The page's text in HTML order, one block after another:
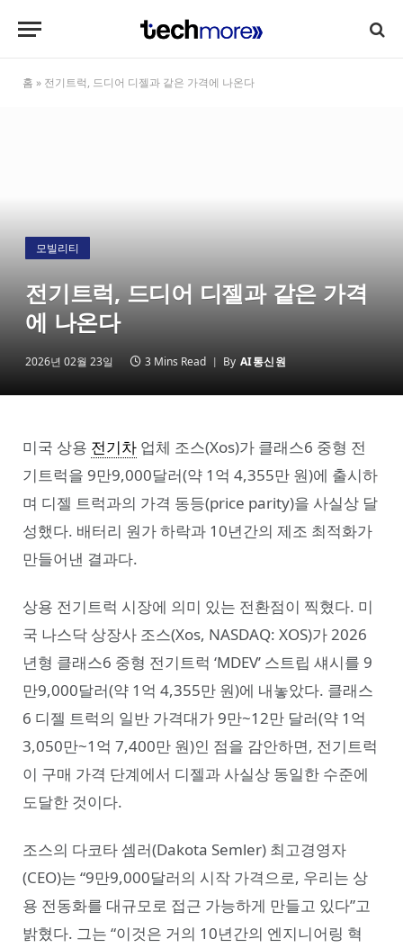
홈 » 전기트럭, 드디어 디젤과 같은 가격에 나온다
모빌리티
전기트럭, 드디어 디젤과 같은 가격
에 나온다
2026년 02월 23일 3 Mins Read By AI통신원
미국 상용 전기차 업체 조스(Xos)가 클래스6 중형 전
기트럭을 9만9,000달러(약 1억 4,355만 원)에 출시하
며 디젤 트럭과의 가격 동등(price parity)을 사실상 달
성했다. 배터리 원가 하락과 10년간의 제조 최적화가
만들어낸 결과다.
상용 전기트럭 시장에 의미 있는 전환점이 찍혔다. 미
국 나스닥 상장사 조스(Xos, NASDAQ: XOS)가 2026
년형 클래스6 중형 전기트럭 ‘MDEV’ 스트립 섀시를 9
만9,000달러(약 1억 4,355만 원)에 내놓았다. 클래스
6 디젤 트럭의 일반 가격대가 9만~12만 달러(약 1억
3,050만~1억 7,400만 원)인 점을 감안하면, 전기트럭
이 구매 가격 단계에서 디젤과 사실상 동일한 수준에
도달한 것이다.
조스의 다코타 셈러(Dakota Semler) 최고경영자
(CEO)는 “9만9,000달러의 시작 가격으로, 우리는 상
용 전동화를 대규모로 접근 가능하게 만들고 있다”고
밝혔다. 그는 “이것은 거의 10년간의 엔지니어링 혁